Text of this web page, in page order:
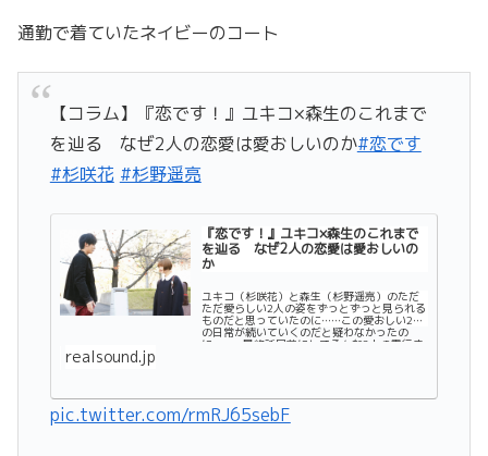
通勤で着ていたネイビーのコート
【コラム】『恋です！』ユキコ×森生のこれまで
を辿る なぜ2人の恋愛は愛おしいのか#恋です
#杉咲花 #杉野遥亮
『恋です！』ユキコ×森生のこれまで
を辿る なぜ2人の恋愛は愛おしいの
か
ユキコ（杉咲花）と森生（杉野遥亮）のただ
ただ愛らしい2人の姿をずっとずっと見られる
ものだと思っていたのに……この愛おしい2人
の日常が続いていくのだと疑わなかったの
に……。最終話目前にしてそんな2人の雲行き
realsound.jp
pic.twitter.com/rmRJ65sebF